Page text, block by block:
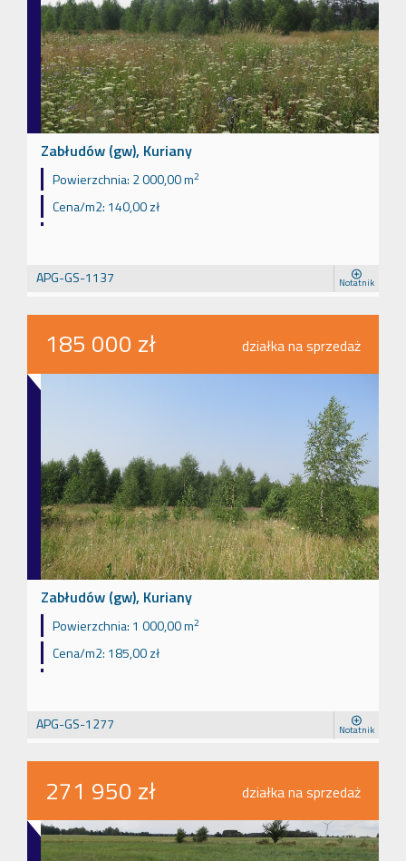
Zabłudów (gw), Kuriany
Powierzchnia: 2 000,00 m2
Cena/m2: 140,00 zł
APG-GS-1137 Notatnik
185 000 zł działka na sprzedaż
Zabłudów (gw), Kuriany
Powierzchnia: 1 000,00 m2
Cena/m2: 185,00 zł
APG-GS-1277 Notatnik
271 950 zł działka na sprzedaż